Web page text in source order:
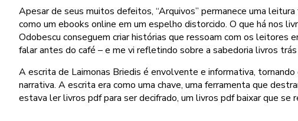
Apesar de seus muitos defeitos, “Arquivos” permanece uma
como um ebooks online em um espelho distorcido. O que há nos
Odobescu conseguem criar histórias que ressoam com os leitores
falar antes do café – e me vi refletindo sobre a sabedoria livros
A escrita de Laimonas Briedis é envolvente e informativa,
narrativa. A escrita era como uma chave, uma ferramenta que
estava ler livros pdf para ser decifrado, um livros pdf baixar que se